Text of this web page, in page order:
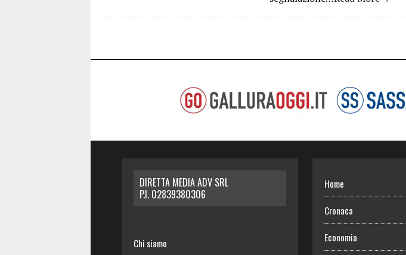
DIRETTA MEDIA ADV SRL
P.I. 02839380306
Chi siamo
Home
Cronaca
Economia